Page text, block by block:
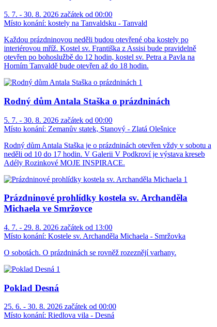
5. 7. - 30. 8. 2026 začátek od 00:00
Místo konání: kostely na Tanvaldsku - Tanvald
Každou prázdninovou neděli budou otevřené oba kostely po
interiérovou mříž. Kostel sv. Františka z Assisi bude pravidelně
otevřen po bohoslužbě do 12 hodin, kostel sv. Petra a Pavla na
Horním Tanvaldě bude otevřen až do 18 hodin.
Rodný dům Antala Staška o prázdninách
5. 7. - 30. 8. 2026 začátek od 00:00
Místo konání: Zemanův statek, Stanový - Zlatá Olešnice
Rodný dům Antala Staška je o prázdninách otevřen vždy v sobotu a
neděli od 10 do 17 hodin. V Galerii V Podkroví je výstava kreseb
Adély Rozinkové MOJE INSPIRACE.
Prázdninové prohlídky kostela sv. Archanděla
Michaela ve Smržovce
4. 7. - 29. 8. 2026 začátek od 13:00
Místo konání: Kostele sv. Archanděla Michaela - Smržovka
O sobotách. O prázdninách se rovněž rozeznějí varhany.
Poklad Desná
25. 6. - 30. 8. 2026 začátek od 00:00
Místo konání: Riedlova vila - Desná